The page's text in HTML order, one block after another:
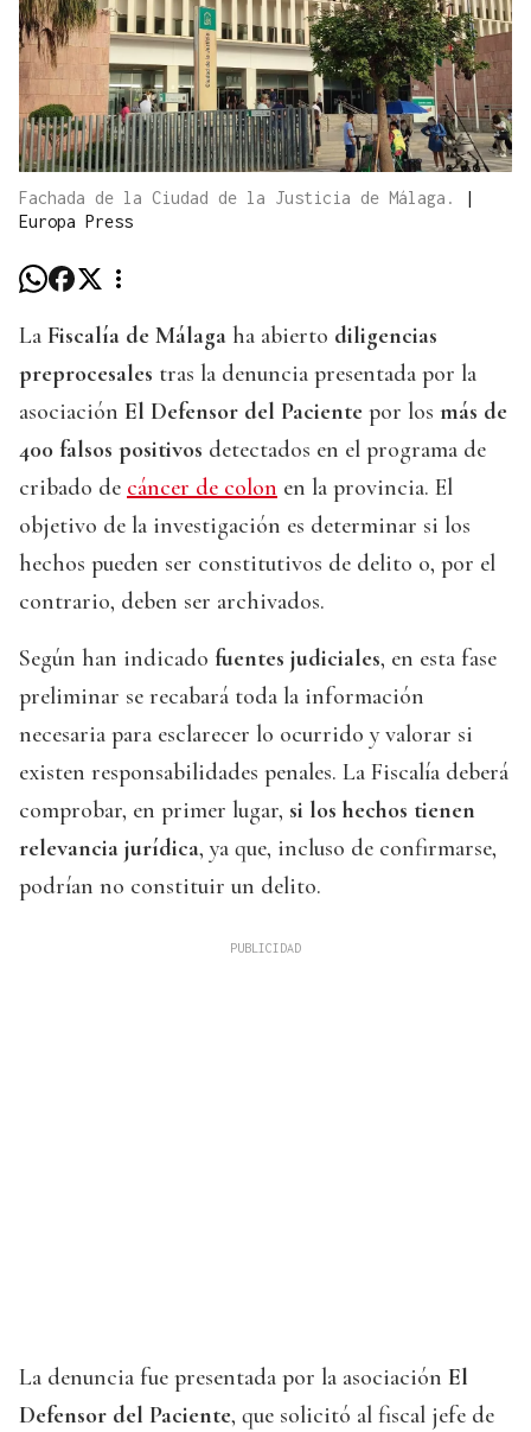
Fachada de la Ciudad de la Justicia de Málaga.
|
Europa Press
La Fiscalía de Málaga ha abierto diligencias
preprocesales tras la denuncia presentada por la
asociación El Defensor del Paciente por los más de
400 falsos positivos detectados en el programa de
cribado de cáncer de colon en la provincia. El
objetivo de la investigación es determinar si los
hechos pueden ser constitutivos de delito o, por el
contrario, deben ser archivados.
Según han indicado fuentes judiciales, en esta fase
preliminar se recabará toda la información
necesaria para esclarecer lo ocurrido y valorar si
existen responsabilidades penales. La Fiscalía deberá
comprobar, en primer lugar, si los hechos tienen
relevancia jurídica, ya que, incluso de confirmarse,
podrían no constituir un delito.
La denuncia fue presentada por la asociación El
Defensor del Paciente, que solicitó al fiscal jefe de